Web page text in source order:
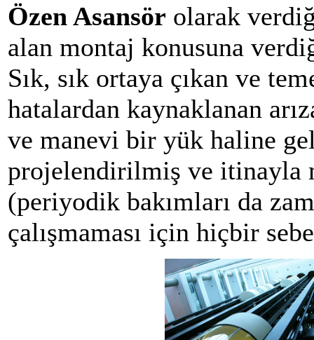
Özen Asansör olarak
alan montaj konusuna
Sık, sık ortaya çıkan ve
hatalardan kaynaklanan
ve manevi bir yük haline
projelendirilmiş ve itinayla
(periyodik bakımları da
çalışmaması için hiçbir